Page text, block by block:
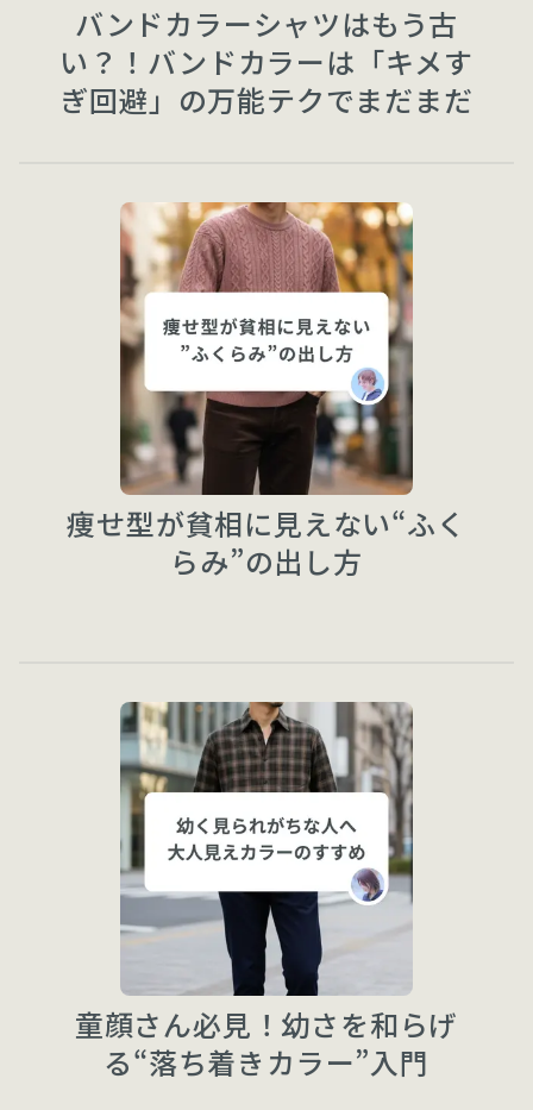
バンドカラーシャツはもう古
い？！バンドカラーは「キメす
ぎ回避」の万能テクでまだまだ
痩せ型が貧相に見えない“ふく
らみ”の出し方
童顔さん必見！幼さを和らげ
る“落ち着きカラー”入門